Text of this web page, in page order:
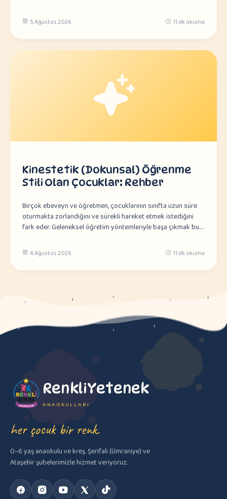
5 Ağustos 2026 11 dk okuma
Kinestetik (Dokunsal) Öğrenme
Stili Olan Çocuklar: Rehber
Birçok ebeveyn ve öğretmen, çocuklarının sınıfta uzun süre
oturmakta zorlandığını ve sürekli hareket etmek istediğini
fark eder. Geleneksel öğretim yöntemleriyle başa çıkmak bu…
4 Ağustos 2026 11 dk okuma
RenkliYetenek
ANAOKULLARI
her çocuk bir renk.
0–6 yaş anaokulu ve kreş. Şerifali (Ümraniye) ve
Ataşehir şubelerimizle hizmet veriyoruz.